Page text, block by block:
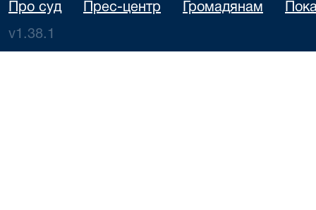
Про суд Прес-центр Громадянам
v1.38.1